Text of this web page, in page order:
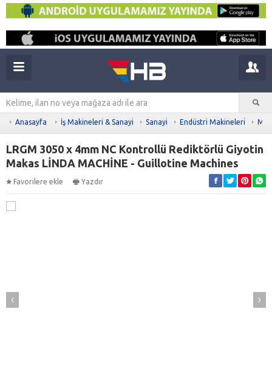
Anasayfa İş Makineleri & Sanayi Sanayi Endüstri Makineleri
LRGM 3050 x 4mm NC Kontrollü Rediktörlü Giyotin
Makas LİNDA MACHİNE - Guillotine Machines
Favorilere ekle Yazdır